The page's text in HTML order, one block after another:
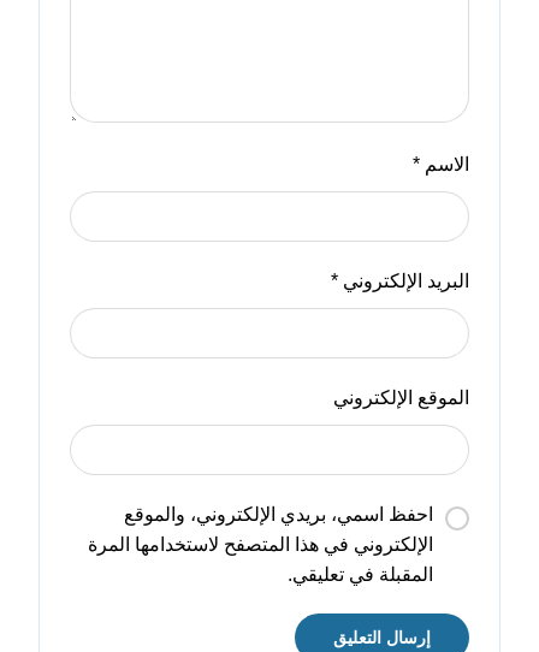
الاسم*
البريد الإلكتروني*
الموقع الإلكتروني
احفظ اسمي، بريدي الإلكتروني، والموقع
الإلكتروني في هذا المتصفح لاستخدامها المرة
المقبلة في تعليقي.
إرسال التعليق